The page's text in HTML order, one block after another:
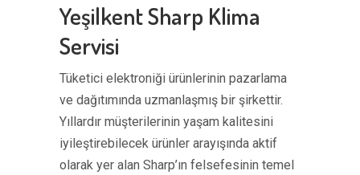
Yeşilkent Sharp Klima
Servisi
Tüketici elektroniği ürünlerinin pazarlama
ve dağıtımında uzmanlaşmış bir şirkettir.
Yıllardır müşterilerinin yaşam kalitesini
iyileştirebilecek ürünler arayışında aktif
olarak yer alan Sharp’ın felsefesinin temel